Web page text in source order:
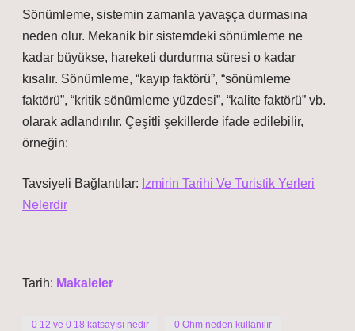
Sönümleme, sistemin zamanla yavaşça durmasına
neden olur. Mekanik bir sistemdeki sönümleme ne
kadar büyükse, hareketi durdurma süresi o kadar
kısalır. Sönümleme, “kayıp faktörü”, “sönümleme
faktörü”, “kritik sönümleme yüzdesi”, “kalite faktörü” vb.
olarak adlandırılır. Çeşitli şekillerde ifade edilebilir,
örneğin:
Tavsiyeli Bağlantılar: Izmirin Tarihi Ve Turistik Yerleri
Nelerdir
Tarih: Makaleler
0 12 ve 0 18 katsayısı nedir 0 Ohm neden kullanılır